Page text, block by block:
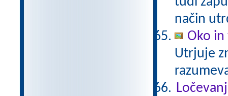
način
Oko in
Utrjuje